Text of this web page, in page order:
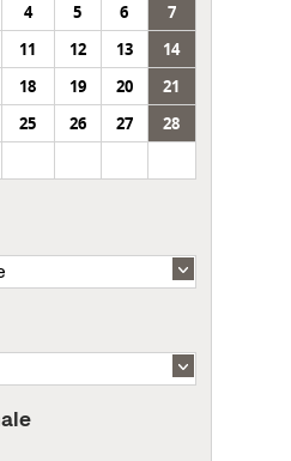
4 5 6
7
11 12 13
14
18 19 20
21
25 26 27
28